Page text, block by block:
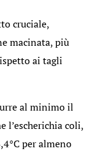
cruciale,
macinata, più
ai tagli
al minimo il
l’escherichia coli,
per almeno